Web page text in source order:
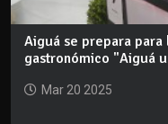
Aiguá se prepara
gastronómico "Aiguá
Mar 20 2025